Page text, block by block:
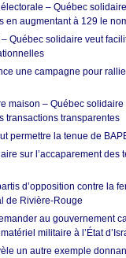
– Québec
en augmentant à 129 le
Québec solidaire veut
une campagne pour
maison – Québec
transactions transparentes
permettre la tenue de
sur l’accaparement des
d’opposition contre la
de Rivière-Rouge
au gouvernement
militaire à l’État
un autre exemple